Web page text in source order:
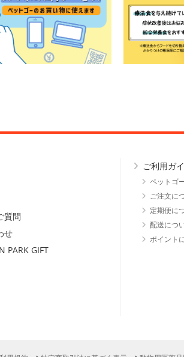
質問
せ
PARK GIFT
ご利用ガ
ペットゴ
ご注文に
定期便に
配送につ
ポイント